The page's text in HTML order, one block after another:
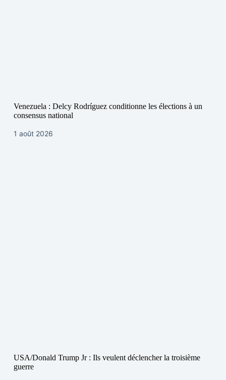
Venezuela : Delcy Rodríguez conditionne les élections à un
consensus national
1 août 2026
USA/Donald Trump Jr : Ils veulent déclencher la troisième
guerre